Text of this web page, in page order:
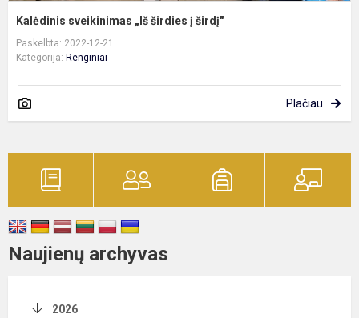
Kalėdinis sveikinimas „Iš širdies į širdį"
Paskelbta: 2022-12-21
Kategorija: Renginiai
Plačiau
Naujienų archyvas
2026